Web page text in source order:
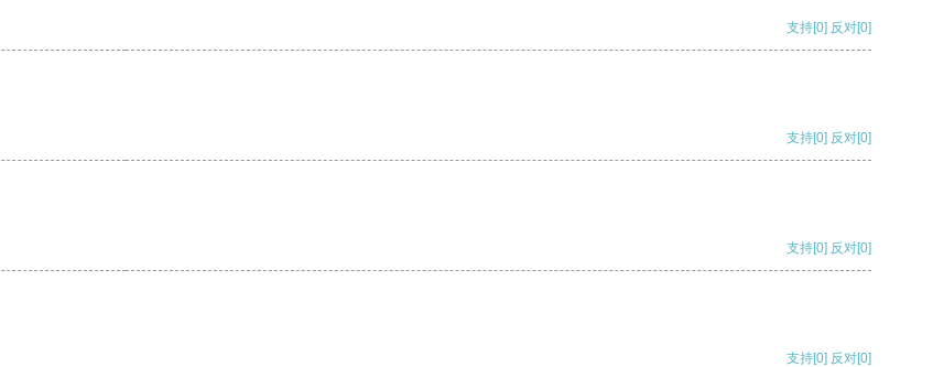
支持[0] 反对[0]
支持[0] 反对[0]
支持[0] 反对[0]
支持[0] 反对[0]